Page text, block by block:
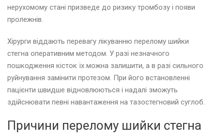
нерухомому стані призведе до ризику тромбозу і появи
пролежнів.
Хірурги віддають перевагу лікуванню перелому шийки
стегна оперативним методом. У разі незначного
пошкодження кісток їх можна залишити, а в разі сильного
руйнування замінити протезом. При його встановленні
пацієнти швидше відновлюються і надалі зможуть
здійснювати певні навантаження на тазостегновий суглоб.
Причини перелому шийки стегна